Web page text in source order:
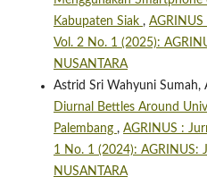
Kabupaten Siak ,
Vol. 2 No. 1 (2025):
NUSANTARA
Astrid Sri Wahyuni Sumah,
Diurnal Bettles Around
Palembang , AGRINUS :
1 No. 1 (2024): AGRINUS:
NUSANTARA